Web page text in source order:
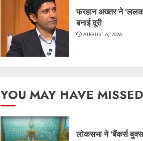
फरहान अख्तर ने
बनाई दूरी
AUGUST 6, 2026
YOU MAY HAVE MISSED
लोकसभा ने ‘बैंकर्स